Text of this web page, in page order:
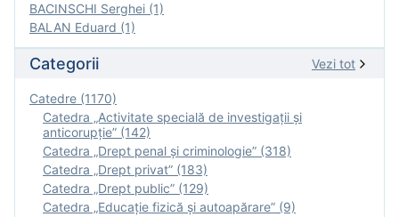
BACINSCHI Serghei (1)
BALAN Eduard (1)
Categorii Vezi tot
Catedre (1170)
Catedra „Activitate specială de investigaţii şi
anticorupție” (142)
Catedra „Drept penal și criminologie” (318)
Catedra „Drept privat” (183)
Catedra „Drept public” (129)
Catedra „Educație fizică şi autoapărare” (9)